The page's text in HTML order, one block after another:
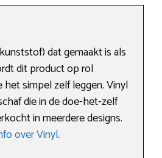
dat gemaakt is als
dit product op rol
het simpel zelf leggen. Vinyl
die in de doe-het-zelf
in meerdere designs.
over Vinyl.